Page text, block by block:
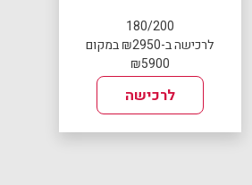
180/200
לרכישה ב-₪2950 במקום
₪5900
לרכישה